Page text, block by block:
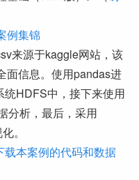
例集锦
来源于kaggle网站，该
面信息。使用pandas进
HDFS中，接下来使用
分析，最后，采用
。
载本案例的代码和数据